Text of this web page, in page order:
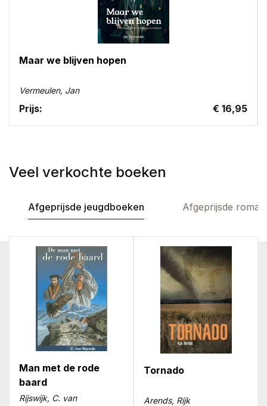
Maar we blijven hopen
Vermeulen, Jan
Prijs: € 16,95
Veel verkochte boeken
Afgeprijsde jeugdboeken Afgeprijsde
Man met de rode
baard
Rijswijk, C. van
Tornado
Arends, Rijk